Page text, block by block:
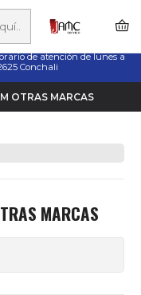
Arriendo y Servicio
de atención de lunes a
Conchali
OTRAS MARCAS
MARCAS